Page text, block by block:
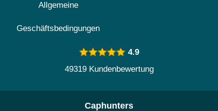
Allgemeine
Geschäftsbedingungen
4.9
49319 Kundenbewertung
Caphunters